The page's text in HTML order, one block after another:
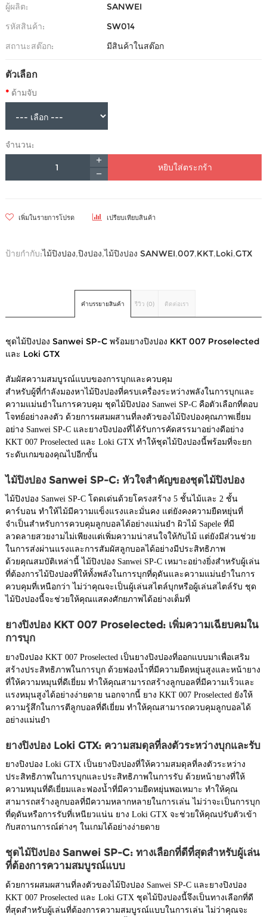
ผู้ผลิต:
SANWEI
รหัสสินค้า:
SW014
สถานะสต๊อก:
มีสินค้าในสต๊อก
ตัวเลือก
ด้ามจับ
จำนวน:
หยิบใส่ตระกร้า
เพิ่มในรายการโปรด เปรียบเทียบสินค้า
ป้ายกำกับ:ไม้ปิงปอง,ปิงปอง,ไม้ปิงปอง SANWEI,007,KKT,Loki,GTX
คำบรรยายสินค้า รีวิว (0) ติดต่อเรา
ชุดไม้ปิงปอง Sanwei SP-C พร้อมยางปิงปอง KKT 007 Proselected
และ Loki GTX
สัมผัสความสมบูรณ์แบบของการบุกและควบคุม
สำหรับผู้ที่กำลังมองหาไม้ปิงปองที่ครบเครื่องระหว่างพลังในการบุกและ
ความแม่นยำในการควบคุม ชุดไม้ปิงปอง Sanwei SP-C คือตัวเลือกที่ตอบ
โจทย์อย่างลงตัว ด้วยการผสมผสานที่ลงตัวของไม้ปิงปองคุณภาพเยี่ยม
อย่าง Sanwei SP-C และยางปิงปองที่ได้รับการคัดสรรมาอย่างดีอย่าง
KKT 007 Proselected และ Loki GTX ทำให้ชุดไม้ปิงปองนี้พร้อมที่จะยก
ระดับเกมของคุณไปอีกขั้น
ไม้ปิงปอง Sanwei SP-C: หัวใจสำคัญของชุดไม้ปิงปอง
ไม้ปิงปอง Sanwei SP-C โดดเด่นด้วยโครงสร้าง 5 ชั้นไม้และ 2 ชั้น
คาร์บอน ทำให้ไม้มีความแข็งแรงและมั่นคง แต่ยังคงความยืดหยุ่นที่
จำเป็นสำหรับการควบคุมลูกบอลได้อย่างแม่นยำ ผิวไม้ Sapele ที่มี
ลวดลายสวยงามไม่เพียงแต่เพิ่มความน่าสนใจให้กับไม้ แต่ยังมีส่วนช่วย
ในการส่งผ่านแรงและการสัมผัสลูกบอลได้อย่างมีประสิทธิภาพ
ด้วยคุณสมบัติเหล่านี้ ไม้ปิงปอง Sanwei SP-C เหมาะอย่างยิ่งสำหรับผู้เล่น
ที่ต้องการไม้ปิงปองที่ให้ทั้งพลังในการบุกที่ดุดันและความแม่นยำในการ
ควบคุมที่เหนือกว่า ไม่ว่าคุณจะเป็นผู้เล่นสไตล์บุกหรือผู้เล่นสไตล์รับ ชุด
ไม้ปิงปองนี้จะช่วยให้คุณแสดงศักยภาพได้อย่างเต็มที่
ยางปิงปอง KKT 007 Proselected: เพิ่มความเฉียบคมใน
การบุก
ยางปิงปอง KKT 007 Proselected เป็นยางปิงปองที่ออกแบบมาเพื่อเสริม
สร้างประสิทธิภาพในการบุก ด้วยฟองน้ำที่มีความยืดหยุ่นสูงและหน้ายาง
ที่ให้ความหมุนที่ดีเยี่ยม ทำให้คุณสามารถสร้างลูกบอลที่มีความเร็วและ
แรงหมุนสูงได้อย่างง่ายดาย นอกจากนี้ ยาง KKT 007 Proselected ยังให้
ความรู้สึกในการตีลูกบอลที่ดีเยี่ยม ทำให้คุณสามารถควบคุมลูกบอลได้
อย่างแม่นยำ
ยางปิงปอง Loki GTX: ความสมดุลที่ลงตัวระหว่างบุกและรับ
ยางปิงปอง Loki GTX เป็นยางปิงปองที่ให้ความสมดุลที่ลงตัวระหว่าง
ประสิทธิภาพในการบุกและประสิทธิภาพในการรับ ด้วยหน้ายางที่ให้
ความหมุนที่ดีเยี่ยมและฟองน้ำที่มีความยืดหยุ่นพอเหมาะ ทำให้คุณ
สามารถสร้างลูกบอลที่มีความหลากหลายในการเล่น ไม่ว่าจะเป็นการบุก
ที่ดุดันหรือการรับที่เหนียวแน่น ยาง Loki GTX จะช่วยให้คุณปรับตัวเข้า
กับสถานการณ์ต่างๆ ในเกมได้อย่างง่ายดาย
ชุดไม้ปิงปอง Sanwei SP-C: ทางเลือกที่ดีที่สุดสำหรับผู้เล่น
ที่ต้องการความสมบูรณ์แบบ
ด้วยการผสมผสานที่ลงตัวของไม้ปิงปอง Sanwei SP-C และยางปิงปอง
KKT 007 Proselected และ Loki GTX ชุดไม้ปิงปองนี้จึงเป็นทางเลือกที่ดี
ที่สุดสำหรับผู้เล่นที่ต้องการความสมบูรณ์แบบในการเล่น ไม่ว่าคุณจะ